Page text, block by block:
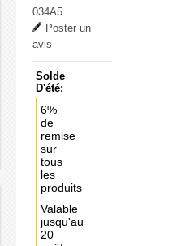
034A5
Poster un
avis
Solde
D'été:
6%
de
remise
sur
tous
les
produits
Valable
jusqu'au
20